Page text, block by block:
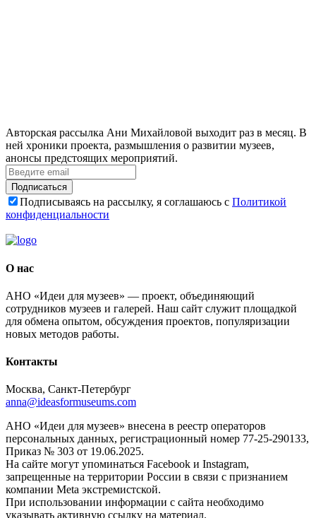
Авторская рассылка Ани Михайловой выходит раз в месяц. В
ней хроники проекта, размышления о развитии музеев,
анонсы предстоящих мероприятий.
Подписаться
Подписываясь на рассылку, я соглашаюсь с Политикой
конфиденциальности
О нас
АНО «Идеи для музеев» — проект, объединяющий
сотрудников музеев и галерей. Наш сайт служит площадкой
для обмена опытом, обсуждения проектов, популяризации
новых методов работы.
Контакты
Москва, Санкт-Петербург
anna@ideasformuseums.com
АНО «Идеи для музеев» внесена в реестр операторов
персональных данных, регистрационный номер 77-25-290133,
Приказ № 303 от 19.06.2025.
На сайте могут упоминаться Facebook и Instagram,
запрещенные на территории России в связи с признанием
компании Meta экстремистской.
При использовании информации с сайта необходимо
указывать активную ссылку на материал.